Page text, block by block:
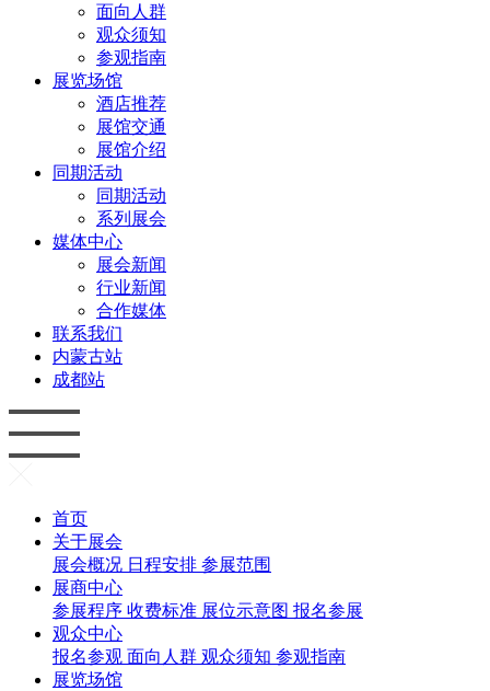
面向人群
观众须知
参观指南
展览场馆
酒店推荐
展馆交通
展馆介绍
同期活动
同期活动
系列展会
媒体中心
展会新闻
行业新闻
合作媒体
联系我们
内蒙古站
成都站
首页
关于展会
展会概况 日程安排 参展范围
展商中心
参展程序 收费标准 展位示意图 报名参展
观众中心
报名参观 面向人群 观众须知 参观指南
展览场馆